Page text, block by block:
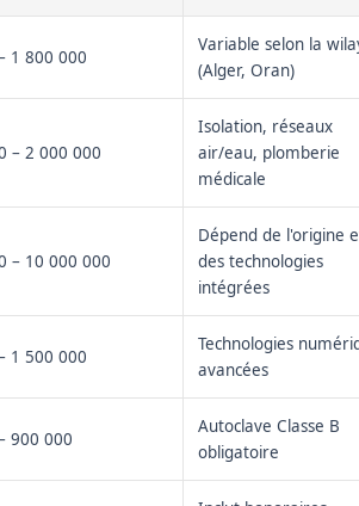
1 800 000
Variable selon la
(Alger, Oran)
– 2 000 000
Isolation, réseaux
air/eau, plomberie
médicale
– 10 000 000
Dépend de l'origine
des technologies
intégrées
1 500 000
Technologies
avancées
900 000
Autoclave Classe B
obligatoire